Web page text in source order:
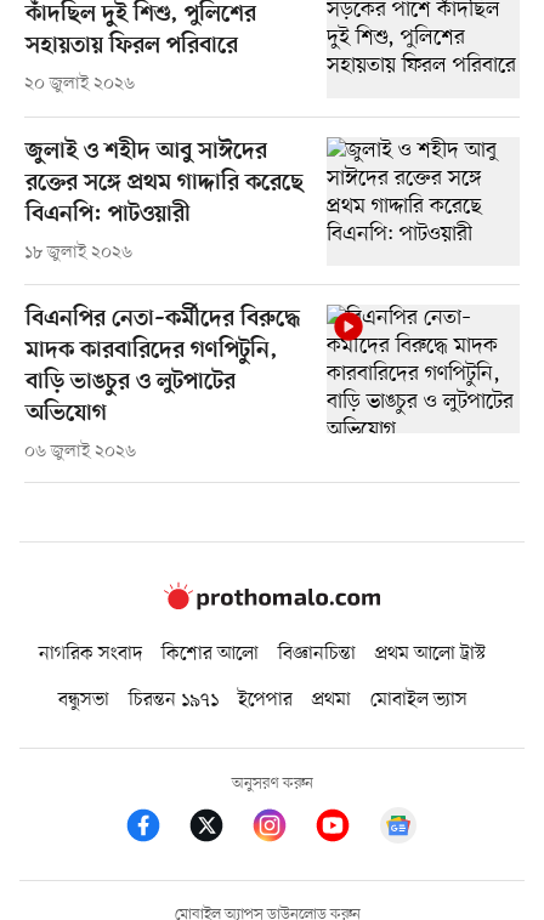
কাঁদছিল দুই শিশু, পুলিশের
সহায়তায় ফিরল পরিবারে
২০ জুলাই ২০২৬
জুলাই ও শহীদ আবু সাঈদের
রক্তের সঙ্গে প্রথম গাদ্দারি করেছে
বিএনপি: পাটওয়ারী
১৮ জুলাই ২০২৬
বিএনপির নেতা–কর্মীদের বিরুদ্ধে
মাদক কারবারিদের গণপিটুনি,
বাড়ি ভাঙচুর ও লুটপাটের
অভিযোগ
০৬ জুলাই ২০২৬
নাগরিক সংবাদ কিশোর আলো বিজ্ঞানচিন্তা
প্রথম আলো ট্রাস্ট
বন্ধুসভা
চিরন্তন ১৯৭১ ইপেপার প্রথমা মোবাইল ভ্যাস
অনুসরণ করুন
মোবাইল অ্যাপস ডাউনলোড করুন